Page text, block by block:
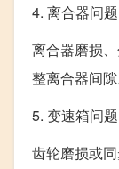
4. 离合器问题
离合器磨损
整离合器间隙
5. 变速箱问题
齿轮磨损或